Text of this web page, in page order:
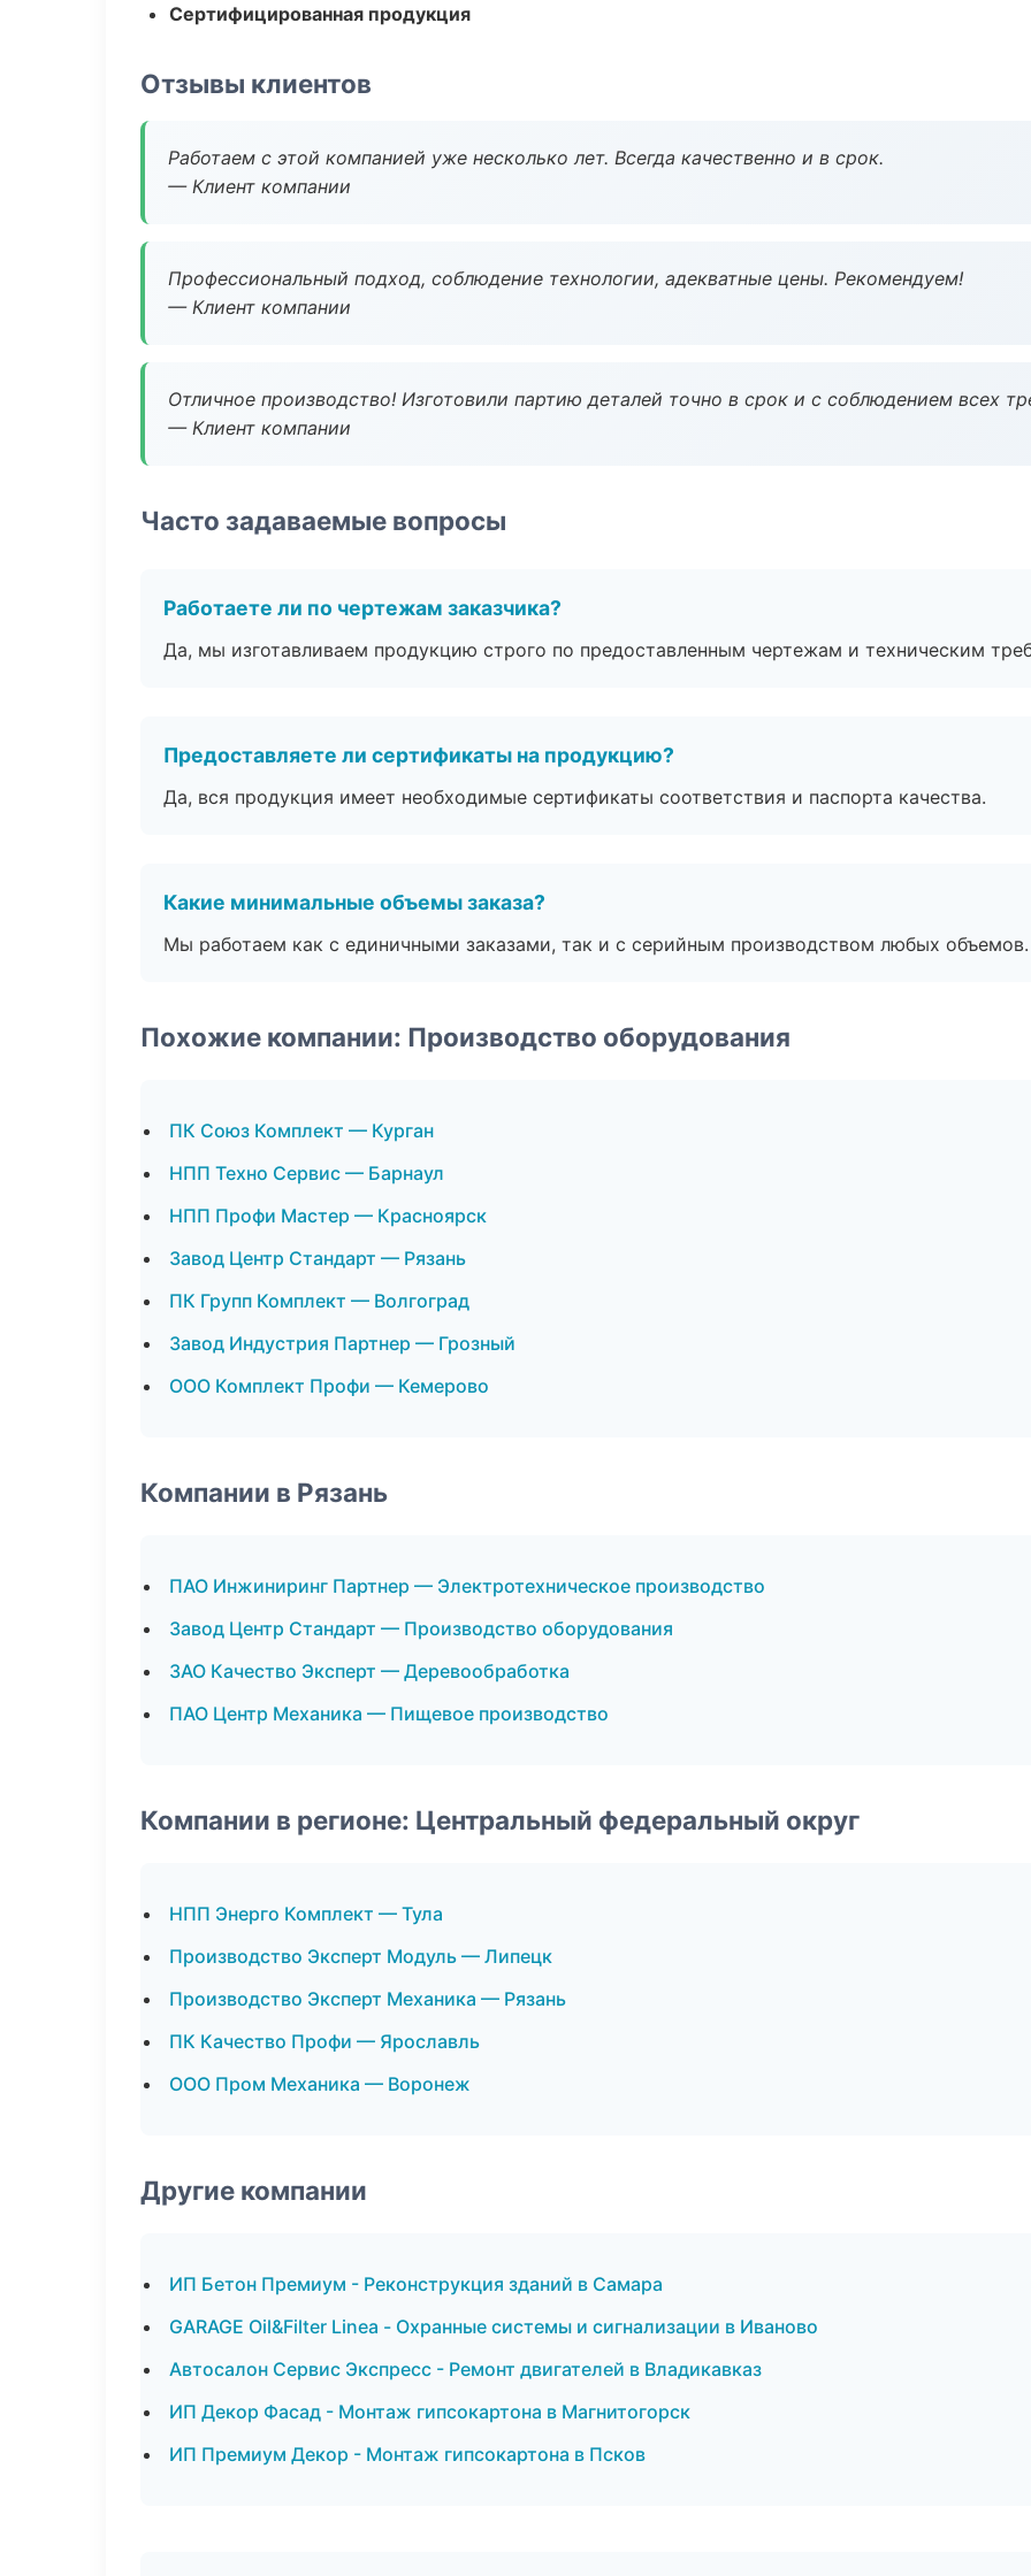
Сертифицированная продукция
Отзывы клиентов
Работаем с этой компанией уже несколько лет. Всегда качественно и в срок.
— Клиент компании
Профессиональный подход, соблюдение технологии, адекватные цены. Рекомендуем!
— Клиент компании
Отличное производство! Изготовили партию деталей точно в срок и с соблюдением всех
— Клиент компании
Часто задаваемые вопросы
Работаете ли по чертежам заказчика?
Да, мы изготавливаем продукцию строго по предоставленным чертежам и техническим
Предоставляете ли сертификаты на продукцию?
Да, вся продукция имеет необходимые сертификаты соответствия и паспорта качества.
Какие минимальные объемы заказа?
Мы работаем как с единичными заказами, так и с серийным производством любых объемов.
Похожие компании: Производство оборудования
ПК Союз Комплект — Курган
НПП Техно Сервис — Барнаул
НПП Профи Мастер — Красноярск
Завод Центр Стандарт — Рязань
ПК Групп Комплект — Волгоград
Завод Индустрия Партнер — Грозный
ООО Комплект Профи — Кемерово
Компании в Рязань
ПАО Инжиниринг Партнер — Электротехническое производство
Завод Центр Стандарт — Производство оборудования
ЗАО Качество Эксперт — Деревообработка
ПАО Центр Механика — Пищевое производство
Компании в регионе: Центральный федеральный округ
НПП Энерго Комплект — Тула
Производство Эксперт Модуль — Липецк
Производство Эксперт Механика — Рязань
ПК Качество Профи — Ярославль
ООО Пром Механика — Воронеж
Другие компании
ИП Бетон Премиум - Реконструкция зданий в Самара
GARAGE Oil&Filter Linea - Охранные системы и сигнализации в Иваново
Автосалон Сервис Экспресс - Ремонт двигателей в Владикавказ
ИП Декор Фасад - Монтаж гипсокартона в Магнитогорск
ИП Премиум Декор - Монтаж гипсокартона в Псков